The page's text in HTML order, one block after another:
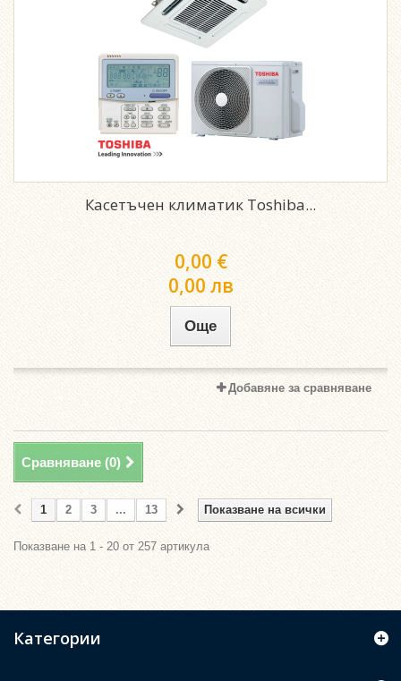
Касетъчен климатик Toshiba...
0,00 €
0,00 лв
Още
Добавяне за сравняване
Сравняване (0)
Показване на всички
1 2 3 ... 13
Показване на 1 - 20 от 257 артикула
Категории